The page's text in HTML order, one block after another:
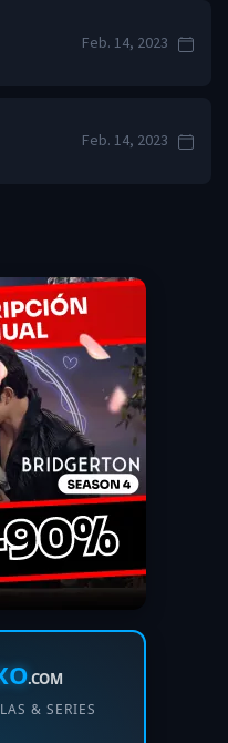
Feb. 14, 2023
Feb. 14, 2023
.COM
& SERIES